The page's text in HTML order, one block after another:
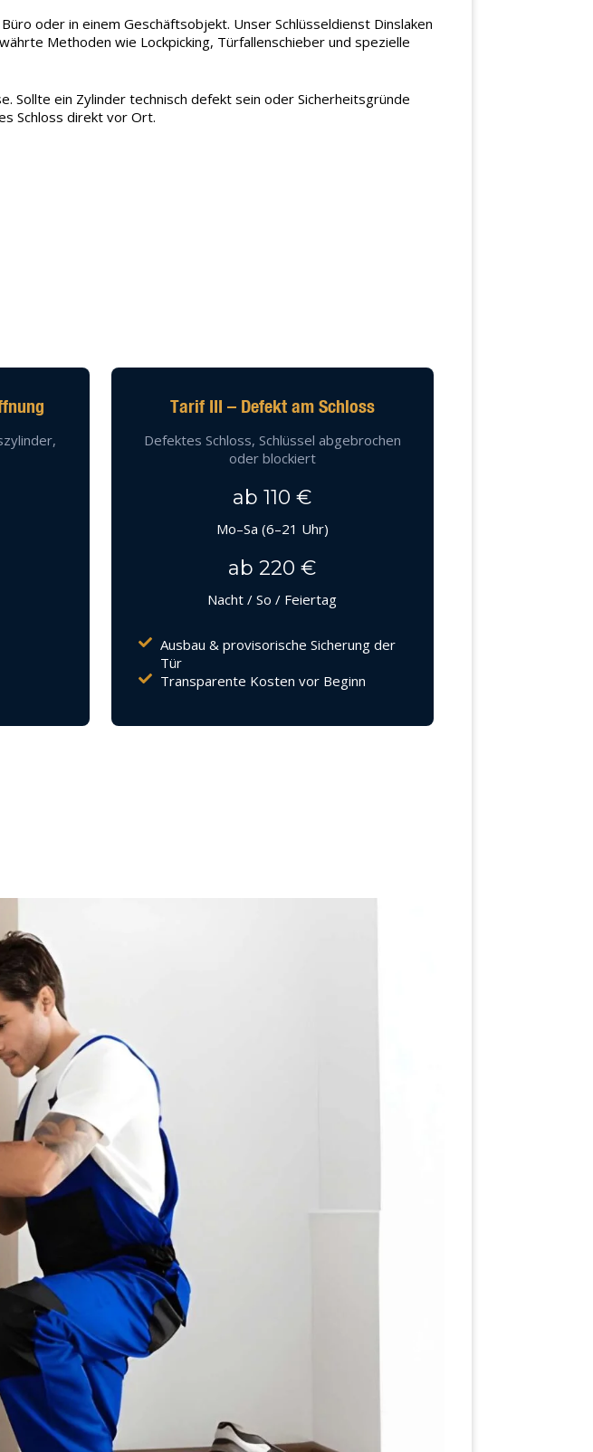
oder in einem Geschäftsobjekt. Unser Schlüsseldienst Dinslaken
Methoden wie Lockpicking, Türfallenschieber und spezielle
Sollte ein Zylinder technisch defekt sein oder Sicherheitsgründe
Schloss direkt vor Ort.
Tarif III – Defekt am Schloss
Defektes Schloss, Schlüssel abgebrochen
oder blockiert
ab 110 €
Mo–Sa (6–21 Uhr)
ab 220 €
Nacht / So / Feiertag
Ausbau & provisorische Sicherung der
Tür
Transparente Kosten vor Beginn